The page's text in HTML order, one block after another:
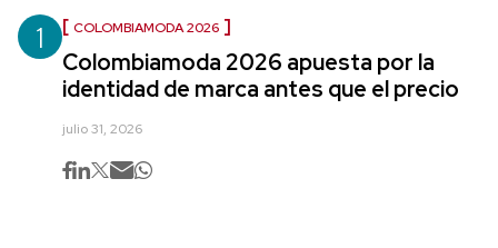
1 COLOMBIAMODA 2026
Colombiamoda 2026 apuesta por la
identidad de marca antes que el precio
julio 31, 2026